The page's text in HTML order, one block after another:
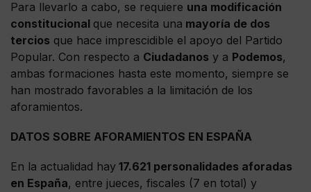
Para llevarlo a cabo, se requiere una modificación
constitucional que necesita una mayoría de dos
tercios que hace imprescidible el apoyo del Partido
Popular. Con respecto a Ciudadanos y a Podemos,
ambas formaciones hasta este momento, siempre se
han mostrado favorables a la limitación de los
aforamientos.
DATOS SOBRE AFORAMIENTOS EN ESPAÑA
En la actualidad hay 17.621 personalidades aforadas
en España, entre jueces, fiscales (7 en total) y